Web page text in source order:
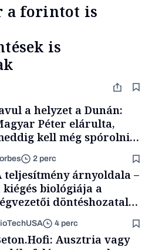
a forintot is
is
a helyzet a Dunán:
Péter elárulta,
kell még spórolni
az árammal
2 perc
teljesítmény árnyoldala –
kiégés biológiája a
döntéshozatal
4 perc
Ausztria vagy